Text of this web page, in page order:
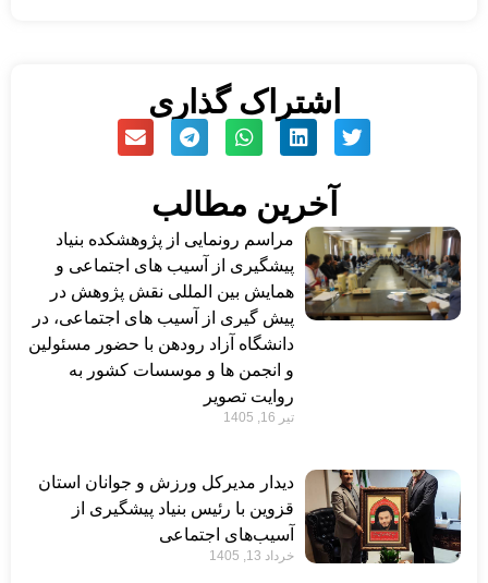
اشتراک گذاری
آخرین مطالب
مراسم رونمایی از پژوهشکده بنیاد
پیشگیری از آسیب های اجتماعی و
همایش بین المللی نقش پژوهش در
پیش گیری از آسیب های اجتماعی، در
دانشگاه آزاد رودهن با حضور مسئولین
و انجمن ها و موسسات کشور به
روایت تصویر
تیر 16, 1405
دیدار مدیرکل ورزش و جوانان استان
قزوین با رئیس بنیاد پیشگیری از
آسیب‌های اجتماعی
خرداد 13, 1405